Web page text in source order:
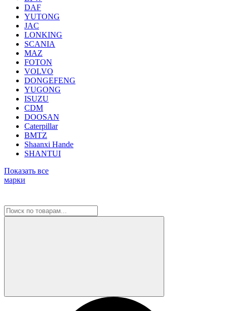
DAF
YUTONG
JAC
LONKING
SCANIA
MAZ
FOTON
VOLVO
DONGEFENG
YUGONG
ISUZU
CDM
DOOSAN
Caterpillar
BMTZ
Shaanxi Hande
SHANTUI
Показать все
марки